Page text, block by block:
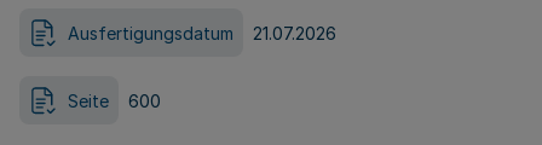
Ausfertigungsdatum 21.07.2026
Seite 600